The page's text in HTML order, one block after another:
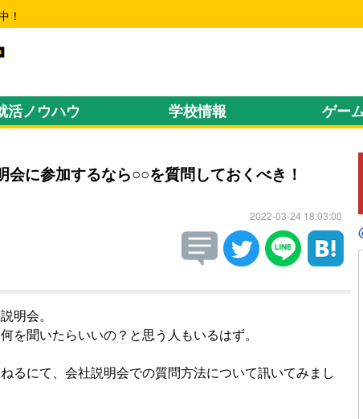
！
活ノウハウ 学校情報 ゲー
会に参加するなら○○を質問しておくべき！
2022-03-24 18:03:00
明会。
を聞いたらいいの？と思う人もいるはず。
るにて、会社説明会での質問方法について訊いてみまし